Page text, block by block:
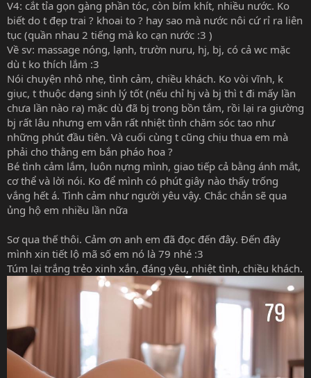
V4: cắt tỉa gọn gàng phần tóc, còn bím khít, nhiều nước. Ko
biết do t đẹp trai ? khoai to ? hay sao mà nước nôi cứ rỉ ra liên
tục (quần nhau 2 tiếng mà ko cạn nước :3 )
Về sv: massage nóng, lạnh, trườn nuru, hj, bj, có cả wc mặc
dù t ko thích lắm :3
Nói chuyện nhỏ nhẹ, tình cảm, chiều khách. Ko vòi vĩnh, k
giục, t thuộc dạng sinh lý tốt (nếu chỉ hj và bj thì t đi mấy lần
chưa lần nào ra) mặc dù đã bj trong bồn tắm, rồi lại ra giường
bj rất lâu nhưng em vẫn rất nhiệt tình chăm sóc tao như
những phút đầu tiên. Và cuối cùng t cũng chịu thua em mà
phải cho thằng em bắn pháo hoa ?
Bé tình cảm lắm, luôn nựng mình, giao tiếp cả bằng ánh mắt,
cơ thể và lời nói. Ko để mình có phút giây nào thấy trống
vắng hết á. Tình cảm như người yêu vậy. Chắc chắn sẽ qua
ủng hộ em nhiều lần nữa
Sơ qua thế thôi. Cảm ơn anh em đã đọc đến đây. Đến đây
mình xin tiết lộ mã số em nó là 79 nhé :3
Túm lại trắng trẻo xinh xắn, đáng yêu, nhiệt tình, chiều khách.